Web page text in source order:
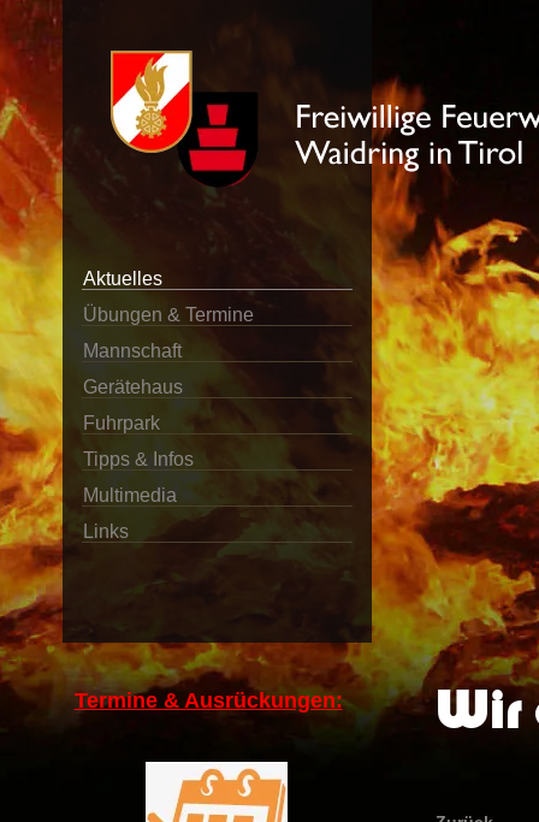
Aktuelles
Übungen & Termine
Mannschaft
Gerätehaus
Fuhrpark
Tipps & Infos
Multimedia
Links
Termine & Ausrückungen: Wir